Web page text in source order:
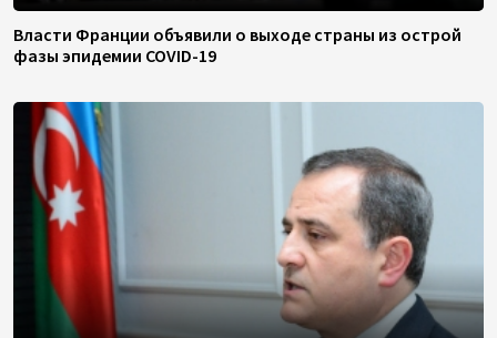
Власти Франции объявили о выходе страны из острой
фазы эпидемии COVID-19